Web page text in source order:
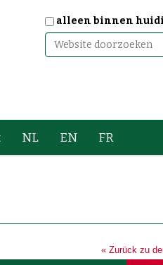
Zoekalleen binnen
NL EN FR
« Zurück zu